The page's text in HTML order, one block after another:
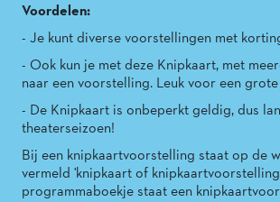
Voordelen:
- Je kunt diverse voorstellingen met
- Ook kun je met deze Knipkaart, met
naar een voorstelling. Leuk voor een
- De Knipkaart is onbeperkt geldig, dus
theaterseizoen!
Bij een knipkaartvoorstelling staat op de
vermeld 'knipkaart of
programmaboekje staat een